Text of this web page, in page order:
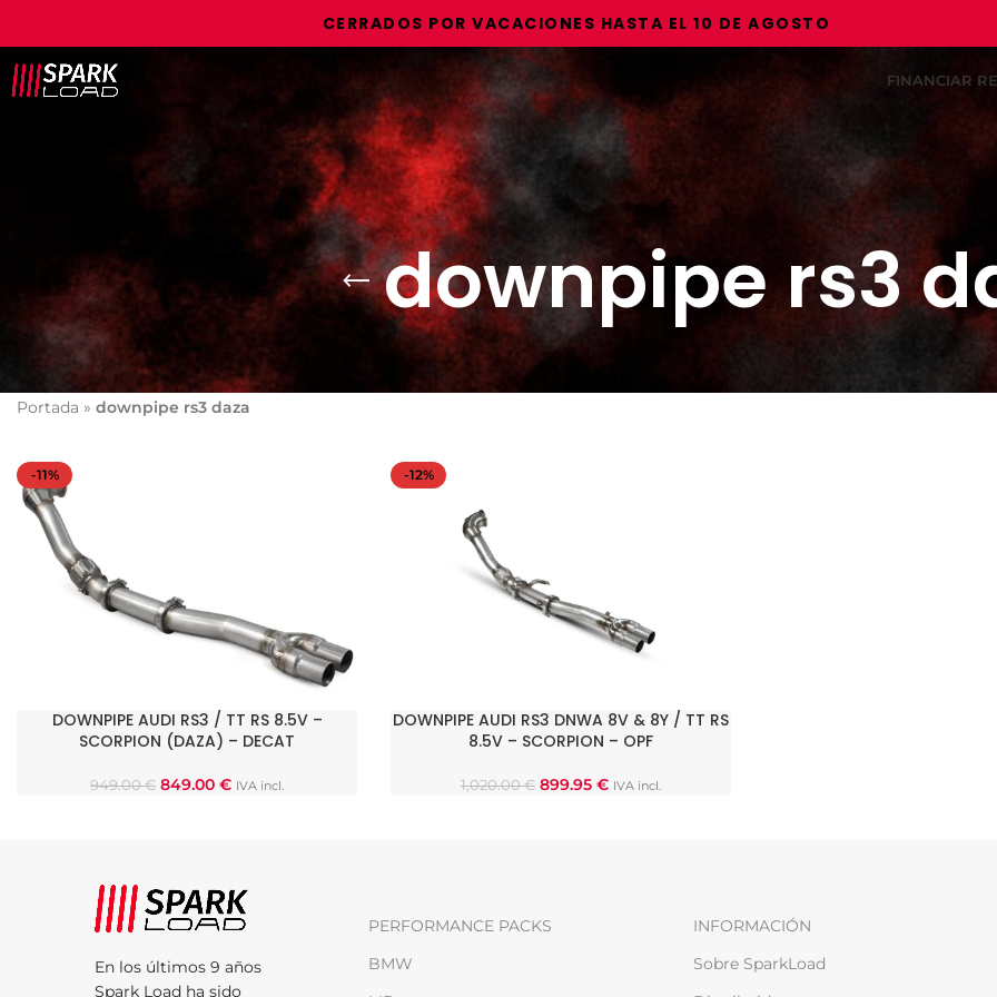
CERRADOS POR VACACIONES HASTA EL 10 DE AGOSTO
FINANCIAR
downpipe rs3
Portada » downpipe rs3 daza
-11%
AÑADIR AL CARRITO
DOWNPIPE AUDI RS3 / TT RS 8.5V –
SCORPION (DAZA) – DECAT
949.00€ 849.00 € IVA incl.
-12%
AÑADIR AL CARRITO
DOWNPIPE AUDI RS3 DNWA 8V & 8Y / TT RS
8.5V – SCORPION – OPF
1,020.00€ 899.95 € IVA incl.
En los últimos 9 años
Spark Load ha sido
PERFORMANCE PACKS
BMW
INFORMACIÓN
Sobre SparkLoad